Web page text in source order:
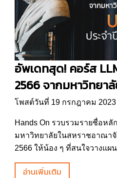
อัพเดทสุด! คอร์ส
2566 จากมหาวิทยา
โพสต์วันที่ 19 กรกฎาคม 2023
Hands On รวบรวมรายชื่อหลั
มหาวิทยาลัยในสหราชอาณาจั
2566 ให้น้อง ๆ ที่สนใจวางแผ
อ่านเพิ่มเติม